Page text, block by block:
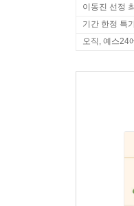
이동진 선정
기간 한정 특
오직, 예스24